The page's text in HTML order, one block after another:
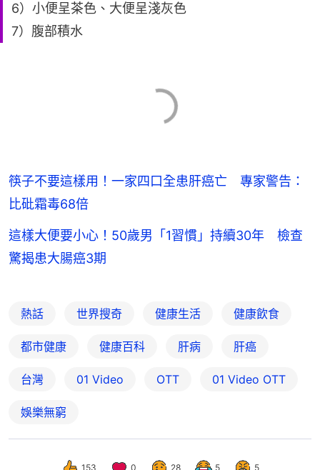
6）小便呈茶色、大便呈淺灰色
7）腹部積水
筷子不要這樣用！一家四口全患肝癌亡 專家警告：
比砒霜毒68倍
這樣大便要小心！50歲男「1習慣」持續30年 檢查
驚揭患大腸癌3期
熱話 世界搜奇 健康生活 健康飲食
都市健康 健康百科 肝病 肝癌
台灣 01 Video OTT 01‌ ‌Video‌ ‌OTT
娛樂無窮
153 0 28 5 5